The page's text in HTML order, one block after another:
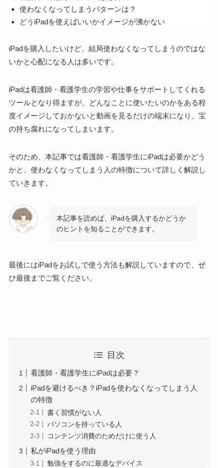
使わなくなってしまうパターンは？
どうiPadを使えばいいかイメージが沸かない
iPadを購入したいけど、 結局使わなくなってしまうのではな
いかと心配になる人は多いです。
iPadは看護師・看護学生の学習や仕事をサポートしてくれる
ツールとなり得ますが、
どんなことに使いたいのかをある程
度イメージしておかないと動画を見るだけの端末になり、宝
の持ち腐れになってしまいます。
そのため、 本記事では看護師・看護学生にiPadは必要かどう
かと、使わなくなってしまう人の特徴について詳しく解説し
ていきます。
本記事を読めば、iPadを購入するかどうか
のヒントを知ることができます。
最後にはiPadをお試しで使う方法も解説していますので、ぜ
ひ最後までご覧ください。
目次
看護師・看護学生にiPadは必要？
iPadを避けるべき？iPadを使わなくなってしまう人
の特徴
書く習慣がない人
パソコンを持っている人
コンテンツ消費のためだけに使う人
私がiPadを使う理由
勉強をするのに最適なデバイス